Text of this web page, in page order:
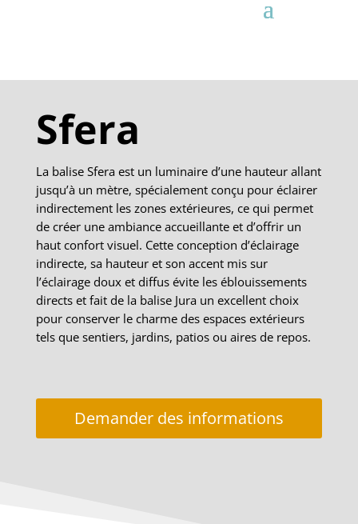
Sfera
La balise Sfera est un luminaire d’une hauteur allant
jusqu’à un mètre, spécialement conçu pour éclairer
indirectement les zones extérieures, ce qui permet
de créer une ambiance accueillante et d’offrir un
haut confort visuel. Cette conception d’éclairage
indirecte, sa hauteur et son accent mis sur
l’éclairage doux et diffus évite les éblouissements
directs et fait de la balise Jura un excellent choix
pour conserver le charme des espaces extérieurs
tels que sentiers, jardins, patios ou aires de repos.
Demander des informations